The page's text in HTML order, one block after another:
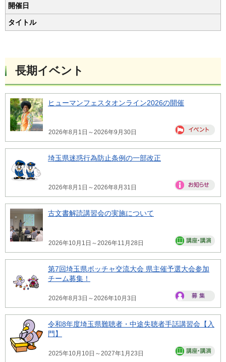
開催日
タイトル
長期イベント
ヒューマンフェスタオンライン2026の開催
2026年8月1日～2026年9月30日
埼玉県迷惑行為防止条例の一部改正
2026年8月1日～2026年8月31日
古文書解読講習会の実施について
2026年10月1日～2026年11月28日
第7回埼玉県ボッチャ交流大会 県主催予選大会参加
チーム募集！
2026年8月3日～2026年10月3日
令和8年度埼玉県難聴者・中途失聴者手話講習会【入
門】
2025年10月10日～2027年1月23日